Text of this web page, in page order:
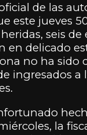
de las
este jueves
seis de
en delicado
no ha sido
ingresados a
la